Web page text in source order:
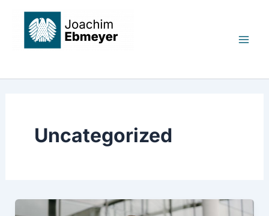
springen
Uncategorized